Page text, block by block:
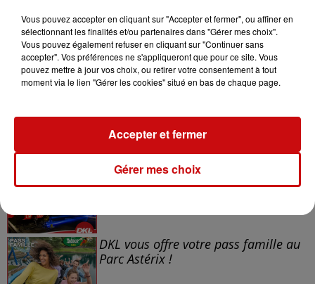
Fin : 14 août 2026
DKL vous offre votre pass famille à la
DKL vous offre votre pass famille au
Parc Astérix !
Vous pouvez accepter en cliquant sur "Accepter et fermer", ou affiner en
sélectionnant les finalités et/ou partenaires dans "Gérer mes choix".
Vous pouvez également refuser en cliquant sur "Continuer sans
accepter". Vos préférences ne s'appliqueront que pour ce site. Vous
pouvez mettre à jour vos choix, ou retirer votre consentement à tout
moment via le lien "Gérer les cookies" situé en bas de chaque page.
Gérer mes choix
Accepter et fermer